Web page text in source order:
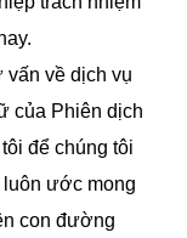
vấn về dịch vụ
của Phiên dịch
để chúng tôi
ước mong
con đường